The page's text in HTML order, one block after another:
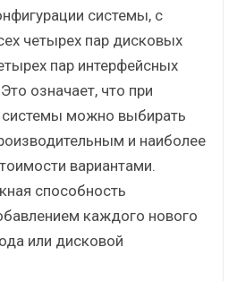
системы, с
четырех пар дисковых
пар интерфейсных
означает, что при
системы можно выбирать
и наиболее
вариантами.
способность
каждого нового
или дисковой